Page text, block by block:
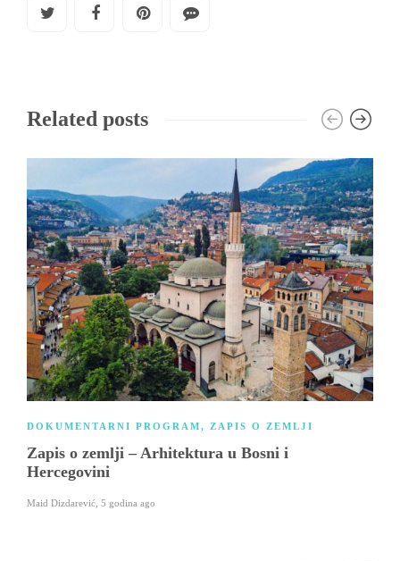
Related posts
DOKUMENTARNI PROGRAM, ZAPIS O ZEMLJI
Zapis o zemlji – Arhitektura u Bosni i
Hercegovini
Maid Dizdarević 5 godina ago